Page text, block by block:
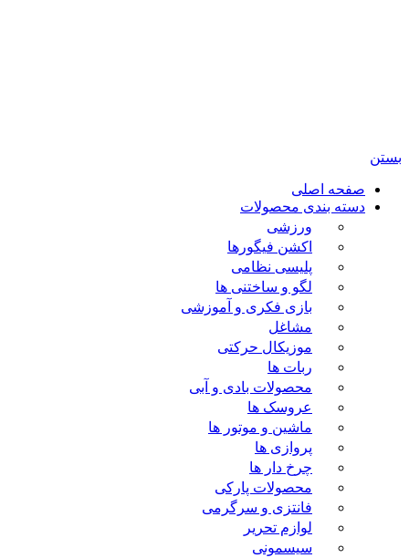
بستن
صفحه اصلی
دسته بندی محصولات
ورزشی
اکشن فیگورها
پلیسی نظامی
لگو و ساختنی ها
بازی فکری و آموزشی
مشاغل
موزیکال حرکتی
ربات ها
محصولات بادی و آبی
عروسک ها
ماشین و موتور ها
پروازی ها
چرخ دار ها
محصولات پارکی
فانتزی و سرگرمی
لوازم تحریر
سیسمونی